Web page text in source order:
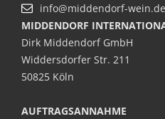
info@middendorf-wein.de
MIDDENDORF
Dirk Middendorf GmbH
Widdersdorfer Str. 211
50825 Köln
AUFTRAGSANNAHME